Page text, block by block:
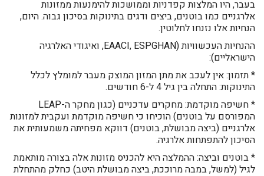
בעבר, היו המלצות קפדניות וממושכות להימנעות ממזונות
אלרגניים כמו בוטנים, ביצים ודגים בתינוקות בסיכון גבוה. היום,
הנחיות אלו נזנחו לחלוטין.
ההנחיות העכשוויות (EAACI, ESPGHAN, ואיגודי האלרגיה
הישראליים):
* תזמון: אין לעכב את מתן המזון המוצק מעבר למומלץ לכלל
התינוקות: התחלה בין גיל 4 ל-6 חודשים.
* חשיפה מוקדמת: מחקרים עדכניים (כגון מחקר ה-LEAP
המפורסם על בוטנים) הוכיחו כי חשיפה מוקדמת ועקבית למזונות
אלרגניים (ביצה מבושלת, בוטנים) דווקא מפחיתה משמעותית את
הסיכון להתפתחות אלרגיה.
* בוטנים וביצה: ההמלצה היא להכניס מזונות אלה בצורה מותאמת
לגיל (למשל, במבה מרוככת, ביצה מבושלת היטב) כחלק מהתחלת